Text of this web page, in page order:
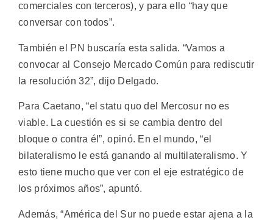
comerciales con terceros), y para ello “hay que
conversar con todos”.
También el PN buscaría esta salida. “Vamos a
convocar al Consejo Mercado Común para rediscutir
la resolución 32”, dijo Delgado.
Para Caetano, “el statu quo del Mercosur no es
viable. La cuestión es si se cambia dentro del
bloque o contra él”, opinó. En el mundo, “el
bilateralismo le está ganando al multilateralismo. Y
esto tiene mucho que ver con el eje estratégico de
los próximos años”, apuntó.
Además, “América del Sur no puede estar ajena a la